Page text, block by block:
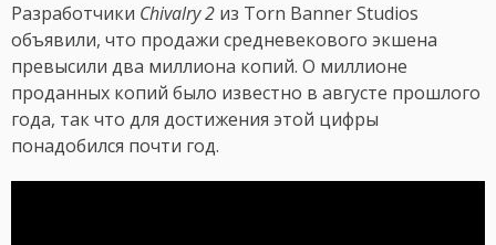
Разработчики Chivalry 2 из Torn Banner Studios
объявили, что продажи средневекового экшена
превысили два миллиона копий. О миллионе
проданных копий было известно в августе прошлого
года, так что для достижения этой цифры
понадобился почти год.